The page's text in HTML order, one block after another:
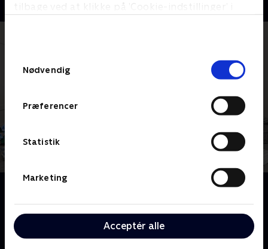
tilbage ved at klikke på ’Cookie-indstillinger’ i
Nødvendig
Præferencer
Statistik
Marketing
Acceptér alle
Stockholmske skærgård. Spørgsmålet er, hvordan
det skal gå med tre generationer under samme tag?